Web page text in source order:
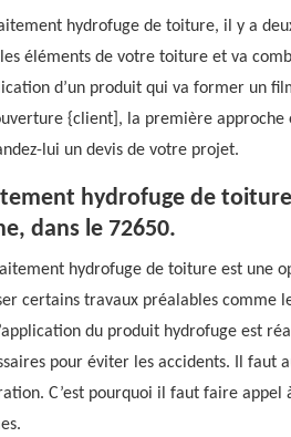
hydrofuge de toiture, il y a
éléments de votre toiture et va
d’un produit qui va former un
{client], la première approche
lui un devis de votre projet.
hydrofuge de
dans le 72650.
hydrofuge de toiture est une
certains travaux préalables comme
du produit hydrofuge est
pour éviter les accidents. Il faut
C’est pourquoi il faut faire